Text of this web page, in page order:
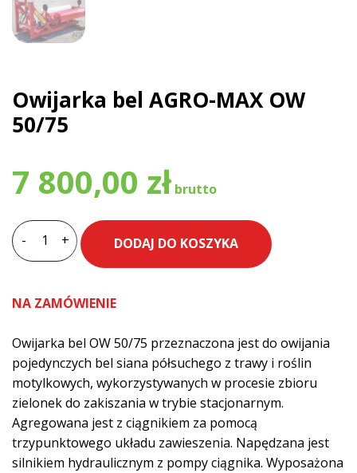
Owijarka bel AGRO-MAX OW
50/75
7 800,00 zł
-
ilość
AGRO-
OW
50/75
+ DODAJ DO KOSZYKA
NA ZAMÓWIENIE
Owijarka bel OW 50/75 przeznaczona jest do owijania
pojedynczych bel siana półsuchego z trawy i roślin
motylkowych, wykorzystywanych w procesie zbioru
zielonek do zakiszania w trybie stacjonarnym.
Agregowana jest z ciągnikiem za pomocą
trzypunktowego układu zawieszenia. Napędzana jest
silnikiem hydraulicznym z pompy ciągnika. Wyposażona